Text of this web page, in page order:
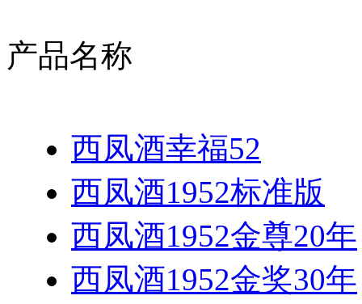
产品名称
西凤酒幸福52
西凤酒1952标准版
西凤酒1952金尊20年
西凤酒1952金奖30年